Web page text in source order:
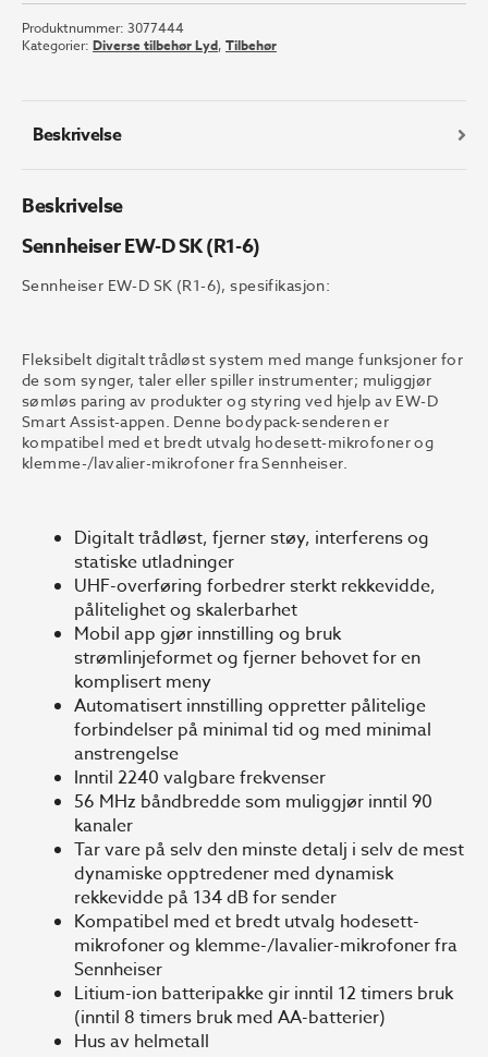
D
SK
(R1-
Produktnummer: 3077444
Kategorier: Diverse tilbehør Lyd, Tilbehør
Beskrivelse
Beskrivelse
Sennheiser EW-D SK (R1-6)
Sennheiser EW-D SK (R1-6), spesifikasjon:
Fleksibelt digitalt trådløst system med mange funksjoner for
de som synger, taler eller spiller instrumenter; muliggjør
sømløs paring av produkter og styring ved hjelp av EW-D
Smart Assist-appen. Denne bodypack-senderen er
kompatibel med et bredt utvalg hodesett-mikrofoner og
klemme-/lavalier-mikrofoner fra Sennheiser.
Digitalt trådløst, fjerner støy, interferens og
statiske utladninger
UHF-overføring forbedrer sterkt rekkevidde,
pålitelighet og skalerbarhet
Mobil app gjør innstilling og bruk
strømlinjeformet og fjerner behovet for en
komplisert meny
Automatisert innstilling oppretter pålitelige
forbindelser på minimal tid og med minimal
anstrengelse
Inntil 2240 valgbare frekvenser
56 MHz båndbredde som muliggjør inntil 90
kanaler
Tar vare på selv den minste detalj i selv de mest
dynamiske opptredener med dynamisk
rekkevidde på 134 dB for sender
Kompatibel med et bredt utvalg hodesett-
mikrofoner og klemme-/lavalier-mikrofoner fra
Sennheiser
Litium-ion batteripakke gir inntil 12 timers bruk
(inntil 8 timers bruk med AA-batterier)
Hus av helmetall